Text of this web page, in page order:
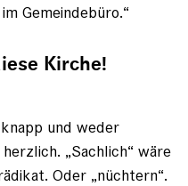
Gemeindebüro.“
Kirche!
und weder
„Sachlich“ wäre
Oder „nüchtern“.